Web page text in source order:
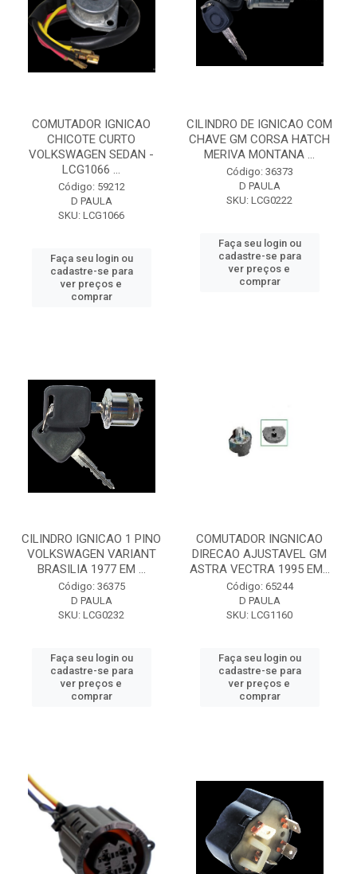
COMUTADOR IGNICAO
CHICOTE CURTO
VOLKSWAGEN SEDAN -
LCG1066 ...
Código: 59212
D PAULA
SKU: LCG1066
Faça seu login ou
cadastre-se para
ver preços e
comprar
CILINDRO DE IGNICAO COM
CHAVE GM CORSA HATCH
MERIVA MONTANA ...
Código: 36373
D PAULA
SKU: LCG0222
Faça seu login ou
cadastre-se para
ver preços e
comprar
CILINDRO IGNICAO 1 PINO
VOLKSWAGEN VARIANT
BRASILIA 1977 EM ...
Código: 36375
D PAULA
SKU: LCG0232
Faça seu login ou
cadastre-se para
ver preços e
comprar
COMUTADOR INGNICAO
DIRECAO AJUSTAVEL GM
ASTRA VECTRA 1995 EM...
Código: 65244
D PAULA
SKU: LCG1160
Faça seu login ou
cadastre-se para
ver preços e
comprar